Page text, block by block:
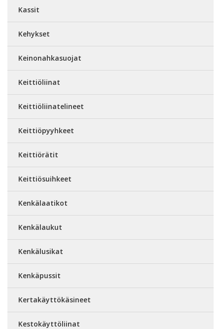
Kassit
Kehykset
Keinonahkasuojat
Keittiöliinat
Keittiöliinatelineet
Keittiöpyyhkeet
Keittiörätit
Keittiösuihkeet
Kenkälaatikot
Kenkälaukut
Kenkälusikat
Kenkäpussit
Kertakäyttökäsineet
Kestokäyttöliinat